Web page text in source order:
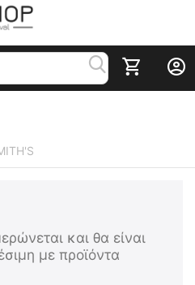
και θα είναι
με προϊόντα